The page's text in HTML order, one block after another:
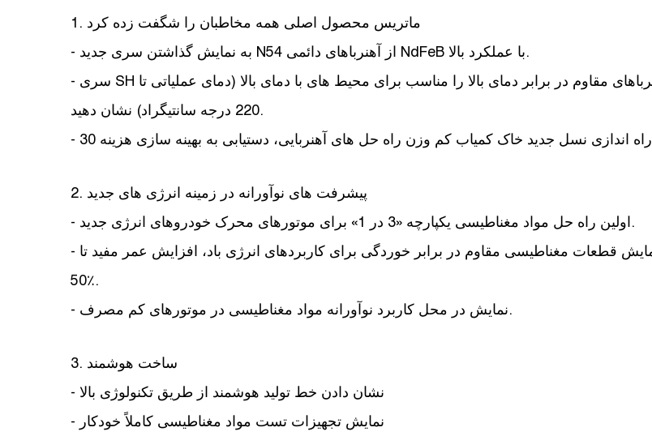
1. ماتریس محصول اصلی همه مخاطبان را شگفت زده کرد
- به نمایش گذاشتن سری جدید N54 از آهنرباهای دائمی NdFeB با عملکرد بالا.
- سری SH آهنرباهای مقاوم در برابر دمای بالا را مناسب برای محیط های با دمای بالا (دمای عملیاتی تا
220 درجه سانتیگراد) نشان دهید.
- راه اندازی نسل جدید خاک کمیاب کم وزن
2. پیشرفت های نوآورانه در زمینه انرژی های جدید
- اولین راه حل مواد مغناطیسی یکپارچه «3 در 1» برای موتورهای محرک خودروهای انرژی جدید.
- نمایش قطعات مغناطیسی مقاوم در برابر خوردگی برای کاربردهای انرژی باد، افزایش عمر مفید تا
50٪.
- نمایش در محل کاربرد نوآورانه مواد مغناطیسی در موتورهای کم مصرف.
3. ساخت هوشمند
- نشان دادن خط تولید هوشمند از طریق تکنولوژی بالا
- نمایش تجهیزات تست مواد مغناطیسی کاملاً خودکار